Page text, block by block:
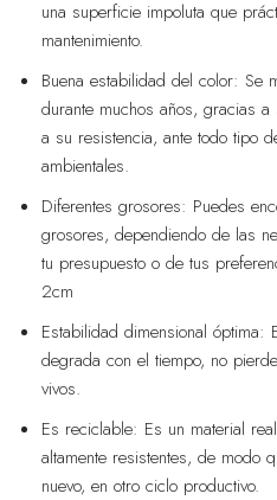
una superficie impoluta que
mantenimiento.
Buena estabilidad del color: Se
durante muchos años, gracias
a su resistencia, ante todo tipo
ambientales.
Diferentes grosores: Puedes
grosores, dependiendo de las
tu presupuesto o de tus
2cm
Estabilidad dimensional
degrada con el tiempo, no
vivos.
Es reciclable: Es un material
altamente resistentes, de modo
nuevo, en otro ciclo productivo.